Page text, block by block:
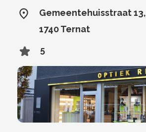
Gemeentehuisstraat 13,
1740 Ternat
5